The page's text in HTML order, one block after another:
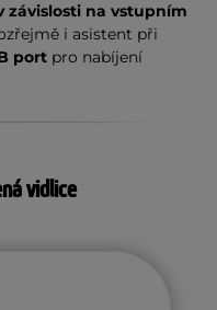
závislosti na vstupním
i asistent při
port pro nabíjení
vidlice